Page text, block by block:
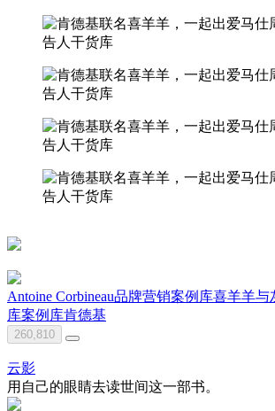
Antoine Corbineau品牌营销案例库喜羊羊与
库案例库肯德基
260,810
云影
用自己的眼睛去读世间这一部书。